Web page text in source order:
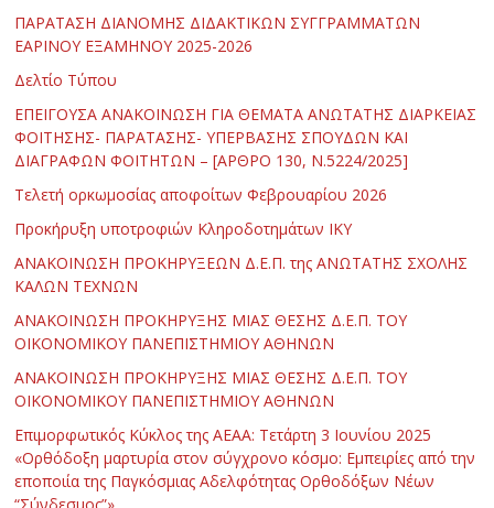
ΠΑΡΑΤΑΣΗ ΔΙΑΝΟΜΗΣ ΔΙΔΑΚΤΙΚΩΝ ΣΥΓΓΡΑΜΜΑΤΩΝ
ΕΑΡΙΝΟΥ ΕΞΑΜΗΝΟΥ 2025-2026
Δελτίο Τύπου
ΕΠΕΙΓΟΥΣΑ ΑΝΑΚΟΙΝΩΣΗ ΓΙΑ ΘΕΜΑΤΑ ΑΝΩΤΑΤΗΣ ΔΙΑΡΚΕΙΑΣ
ΦΟΙΤΗΣΗΣ- ΠΑΡΑΤΑΣΗΣ- ΥΠΕΡΒΑΣΗΣ ΣΠΟΥΔΩΝ ΚΑΙ
ΔΙΑΓΡΑΦΩΝ ΦΟΙΤΗΤΩΝ – [ΑΡΘΡΟ 130, Ν.5224/2025]
Τελετή ορκωμοσίας αποφοίτων Φεβρουαρίου 2026
Προκήρυξη υποτροφιών Κληροδοτημάτων ΙΚΥ
ΑΝΑΚΟΙΝΩΣΗ ΠΡΟΚΗΡΥΞΕΩΝ Δ.Ε.Π. της ΑΝΩΤΑΤΗΣ ΣΧΟΛΗΣ
ΚΑΛΩΝ ΤΕΧΝΩΝ
ΑΝΑΚΟΙΝΩΣΗ ΠΡΟΚΗΡΥΞΗΣ ΜΙΑΣ ΘΕΣΗΣ Δ.Ε.Π. ΤΟΥ
ΟΙΚΟΝΟΜΙΚΟΥ ΠΑΝΕΠΙΣΤΗΜΙΟΥ ΑΘΗΝΩΝ
ΑΝΑΚΟΙΝΩΣΗ ΠΡΟΚΗΡΥΞΗΣ ΜΙΑΣ ΘΕΣΗΣ Δ.Ε.Π. ΤΟΥ
ΟΙΚΟΝΟΜΙΚΟΥ ΠΑΝΕΠΙΣΤΗΜΙΟΥ ΑΘΗΝΩΝ
Επιμορφωτικός Κύκλος της ΑΕΑΑ: Τετάρτη 3 Ιουνίου 2025
«Ορθόδοξη μαρτυρία στον σύγχρονο κόσμο: Εμπειρίες από την
εποποιία της Παγκόσμιας Αδελφότητας Ορθοδόξων Νέων
“Σύνδεσμος”»